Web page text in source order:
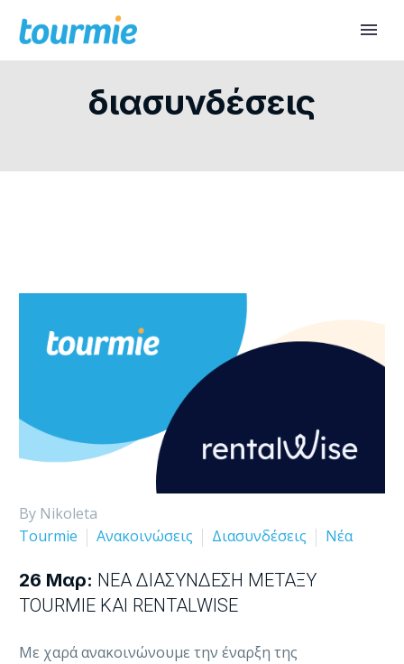
διασυνδέσεις
By Nikoleta
Tourmie
Ανακοινώσεις Διασυνδέσεις Νέα
26 Μαρ: ΝΈΑ ΔΙΑΣΎΝΔΕΣΗ ΜΕΤΑΞΎ
TOURMIE ΚΑΙ RENTALWISE
Με χαρά ανακοινώνουμε την έναρξη της